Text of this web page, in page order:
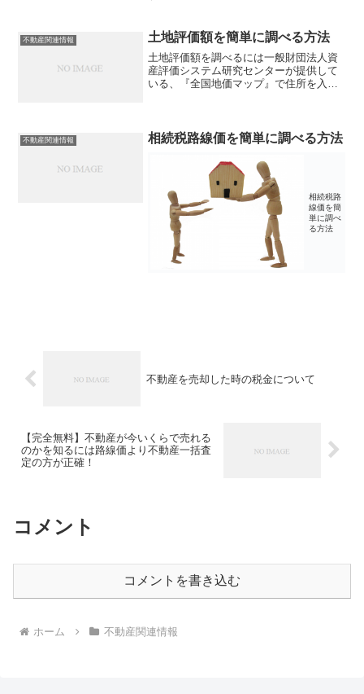
プ！不動産価値がすぐに分かる「スマイ
スター」＞＞45秒で完...
不動産関連情報 土地評価額を簡単に調べる方法
土地評価額を調べるには一般財団法人資
産評価システム研究センターが提供して
いる、『全国地価マップ』で住所を入力
ますが、専門用語や見方...
不動産関連情報 相続税路線価を簡単に調べる方法
相続税路
線価を簡
単に調べ
る方法
不動産を売却した時の税金について
【完全無料】不動産が今いくらで売れる
のかを知るには路線価より不動産一括査
定の方が正確！
コメント
コメントを書き込む
ホーム 不動産関連情報